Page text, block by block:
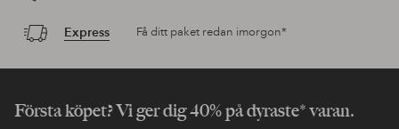
Express Få ditt paket redan imorgon*
Första köpet? Vi ger dig 40% på dyraste* varan.